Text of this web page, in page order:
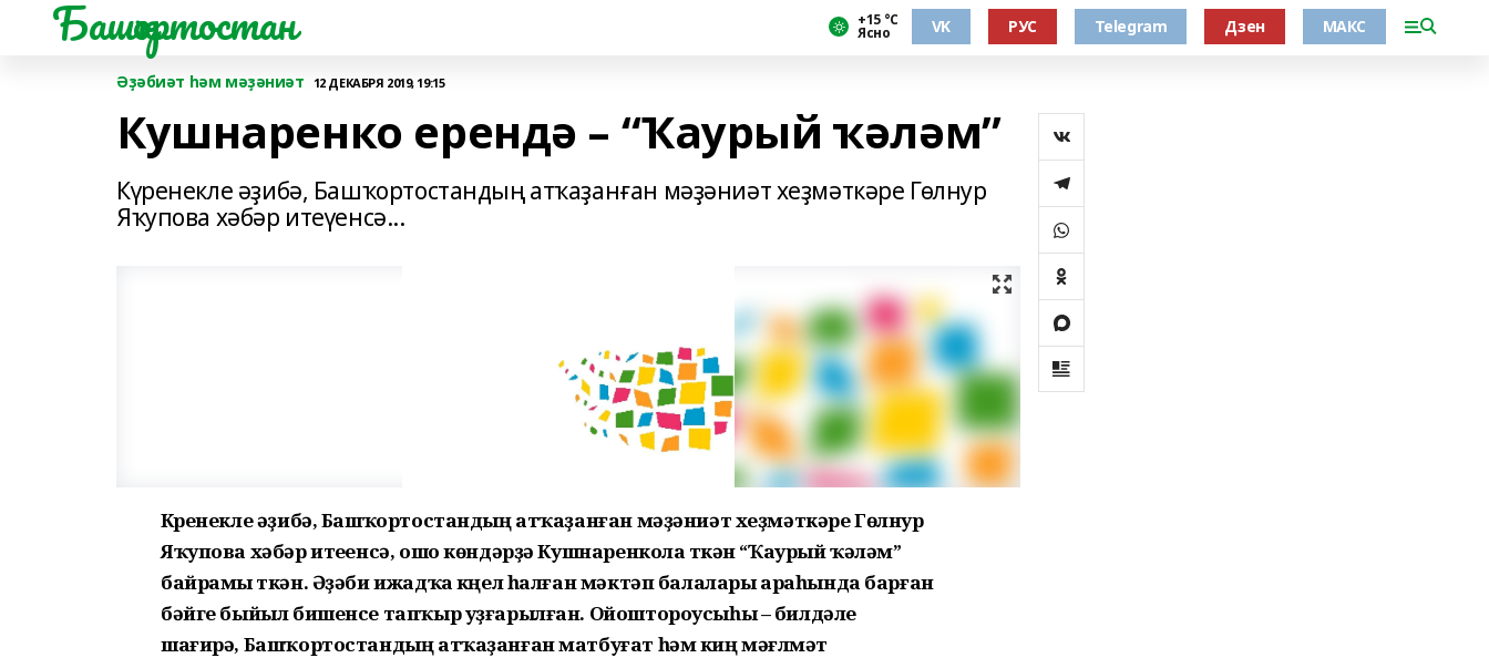
Башҡортостан +15 °С
Ясно VK РУС Telegram Дзен МАКС
Әҙәбиәт һәм мәҙәниәт 12 ДЕКАБРЯ 2019, 19:15
Кушнаренко ерендә – “Ҡаурый ҡәләм”
Күренекле әҙибә, Башҡортостандың атҡаҙанған мәҙәниәт хеҙмәткәре Гөлнур
Яҡупова хәбәр итеүенсә...
Күренекле әҙибә, Башҡортостандың атҡаҙанған мәҙәниәт хеҙмәткәре Гөлнур
Яҡупова хәбәр итеүенсә, ошо көндәрҙә Кушнаренкола үткән “Ҡаурый ҡәләм”
байрамы үткән. Әҙәби ижадҡа күңел һалған мәктәп балалары араһында барған
бәйге быйыл бишенсе тапҡыр уҙғарылған. Ойоштороусыһы – билдәле
шағирә, Башҡортостандың атҡаҙанған матбуғат һәм киң мәғлүмәт